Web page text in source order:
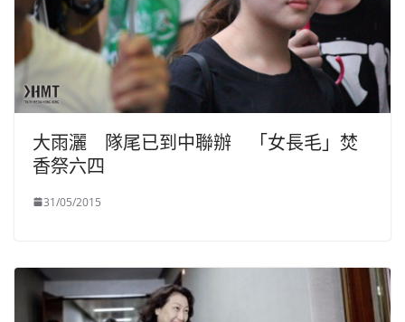
大雨灑 隊尾已到中聯辦 「女長毛」焚
香祭六四
31/05/2015